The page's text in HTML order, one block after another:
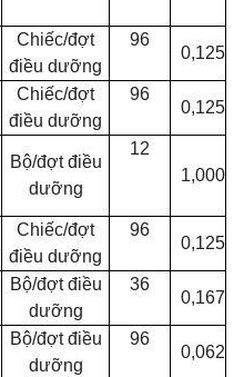
Chiếc/đợt
điều dưỡng
96
0,125
Chiếc/đợt
điều dưỡng
96
0,125
Bộ/đợt điều
dưỡng
12
1,000
Chiếc/đợt
điều dưỡng
96
0,125
Bộ/đợt điều
dưỡng
36
0,167
Bộ/đợt điều
dưỡng
96
0,062